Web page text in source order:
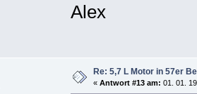
Alex
Re: 5,7 L Motor in 57er
« Antwort #13 am: 01. 01.